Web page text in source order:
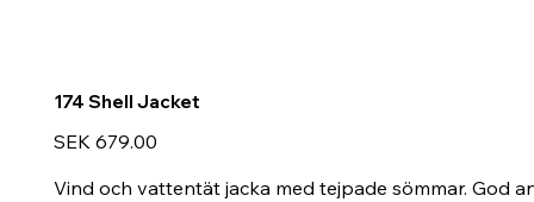
174 Shell Jacket
Price
SEK 679.00
Vind och vattentät jacka med tejpade sömmar. God